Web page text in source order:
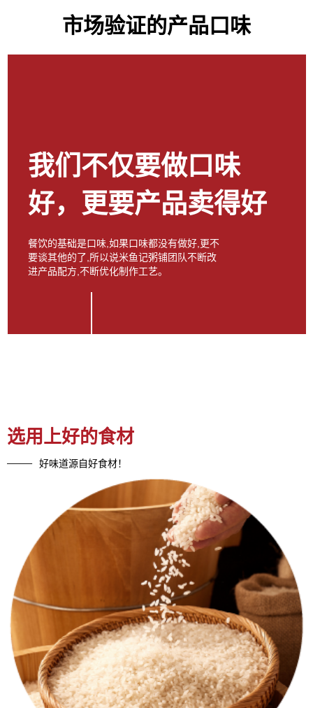
带来更多的回头客。
市场验证的产品口味
我们不仅要做口味
好，更要产品卖得好
餐饮的基础是口味,如果口味都没有做好,更不
要谈其他的了,所以说米鱼记粥铺团队不断改
进产品配方,不断优化制作工艺。
选用上好的食材
—— 好味道源自好食材！